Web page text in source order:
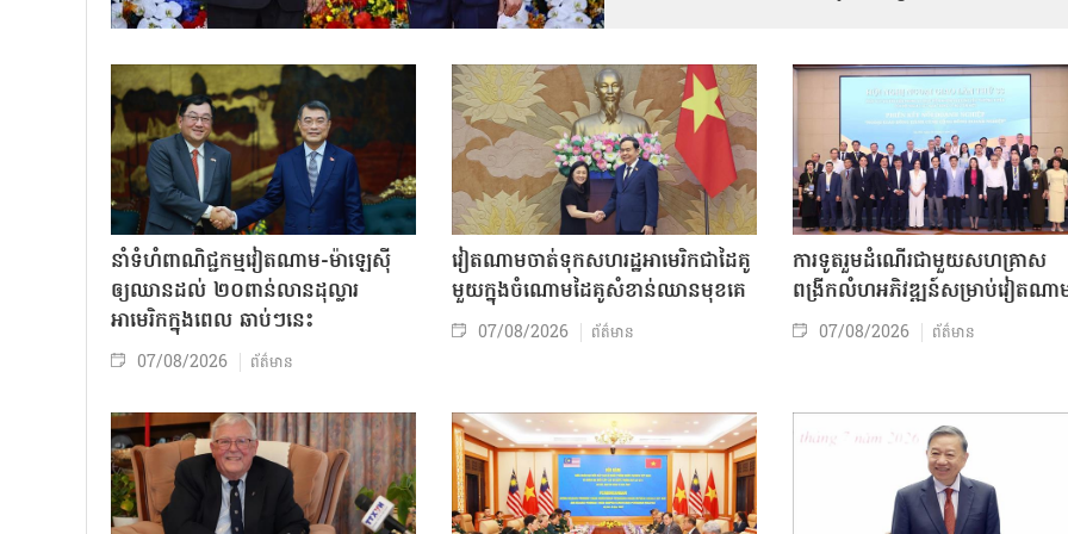
នាំទំហំពាណិជ្ជកម្មវៀតណាម-ម៉ាឡេស៊ី
ឲ្យឈានដល់ ២០ពាន់លានដុល្លារ
អាមេរិកក្នុងពេល ឆាប់ៗនេះ
07/08/2026 ព័ត៌មាន
វៀតណាមចាត់ទុកសហរដ្ឋអាមេរិកជាដៃគូ
មួយក្នុងចំណោមដៃគូសំខាន់ឈានមុខគេ
07/08/2026 ព័ត៌មាន
ការទូតរួមដំណើរជាមួយសហគ្រាស
ពង្រីកលំហអភិវឌ្ឍន៍សម្រាប់វៀតណា
07/08/2026 ព័ត៌មាន